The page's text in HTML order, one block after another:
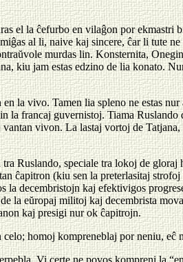
el la ĉefurbo en vilaĝon por ekmastri
al li, naive kaj sincere, ĉar li tute
murdas lin. Konsternita,
kiu jam estas edzino de lia konato.
la vivo. Tamen lia spleno ne estas nur
francaj guvernistoj. Tiama
vivon. La lastaj vortoj de
Ruslando, speciale tra lokoj de
ĉapitron (kiu sen la preterlasitaj
la decembristojn kaj efektivigos
eŭropaj militoj kaj decembrista
kaj presigi nur ok ĉapitrojn.
homoj kompreneblaj por neniu,
Vi certe ne povos kompreni la